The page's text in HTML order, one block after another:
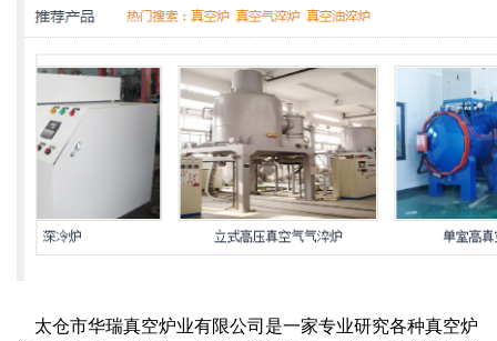
太仓市华瑞真空炉业有限公司是一家专业研究各种真空炉